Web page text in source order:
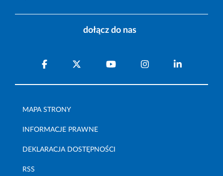
dołącz do nas
MAPA STRONY
INFORMACJE PRAWNE
DEKLARACJA DOSTĘPNOŚCI
RSS